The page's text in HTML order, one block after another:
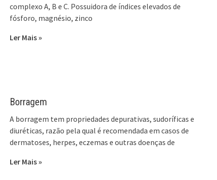
complexo A, B e C. Possuidora de índices elevados de
fósforo, magnésio, zinco
Ler Mais »
Borragem
A borragem tem propriedades depurativas, sudoríficas e
diuréticas, razão pela qual é recomendada em casos de
dermatoses, herpes, eczemas e outras doenças de
Ler Mais »